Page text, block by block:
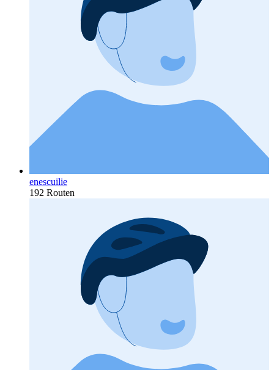
enescuilie
192 Routen